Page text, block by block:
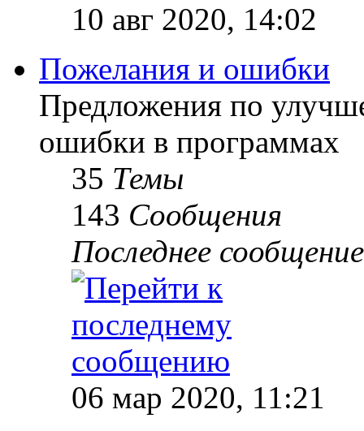
10 авг 2020, 14:02
Пожелания и ошибки
Предложения по
ошибки в программах
35 Темы
143 Сообщения
Последнее сообщение
06 мар 2020, 11:21